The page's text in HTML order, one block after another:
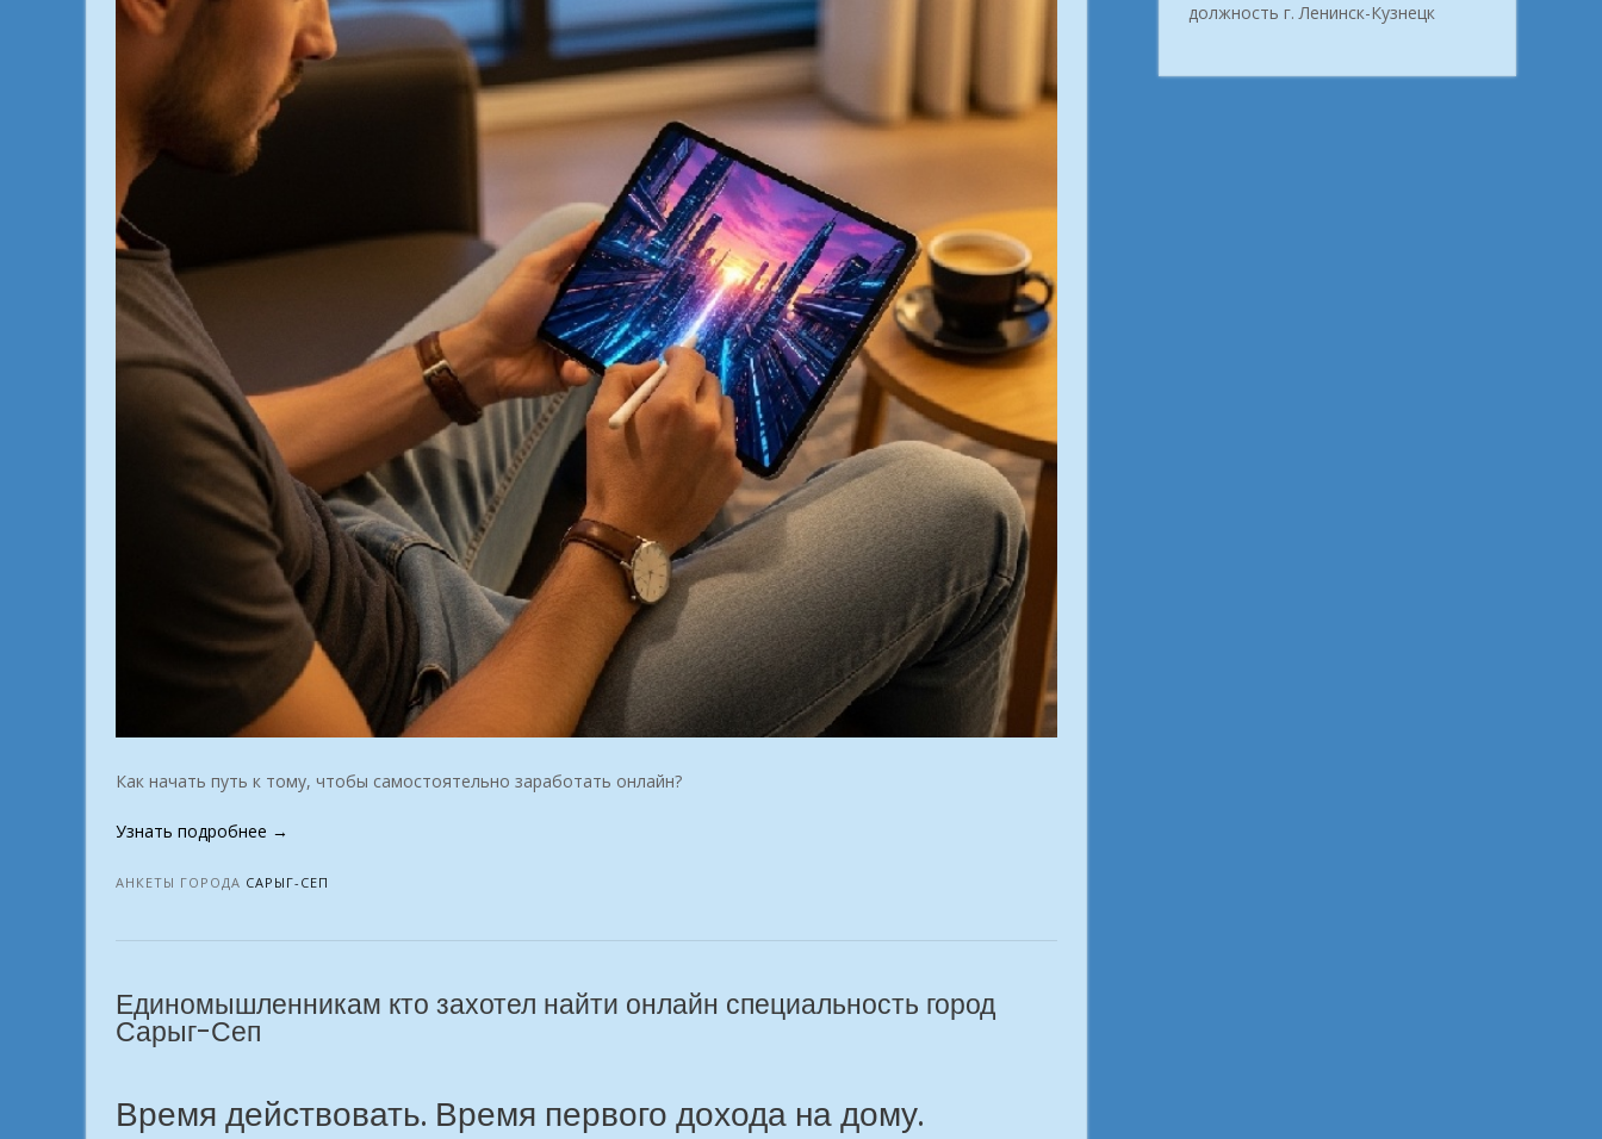
Как начать путь к тому, чтобы самостоятельно заработать онлайн?
Узнать подробнее «Освойте
профессию
прямо
г.
→
АНКЕТЫ ГОРОДА САРЫГ-СЕП
Единомышленникам кто захотел найти онлайн специальность город
Сарыг-Сеп
Время действовать. Время первого дохода на дому.
должность г. Ленинск-Кузнецк